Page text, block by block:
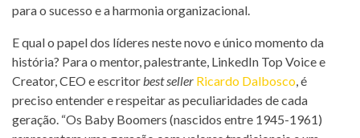
para o sucesso e a harmonia organizacional.
E qual o papel dos líderes neste novo e único momento da
história? Para o mentor, palestrante, LinkedIn Top Voice e
Creator, CEO e escritorbest seller Ricardo Dalbosco, é
preciso entender e respeitar as peculiaridades de cada
geração. “Os Baby Boomers (nascidos entre 1945-1961)